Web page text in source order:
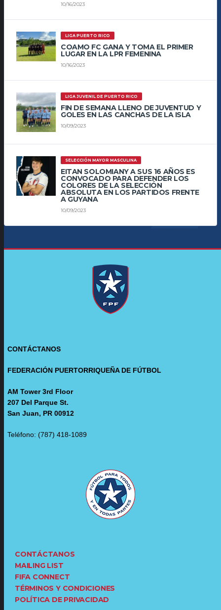
10/16/2023
LIGA PUERTO RICO
COAMO FC GANA Y TOMA EL PRIMER
LUGAR EN LA LPR FEMENINA
10/16/2023
LIGA JUVENIL DE PUERTO RICO
FIN DE SEMANA LLENO DE JUVENTUD Y
GOLES EN LAS CANCHAS DE LA ISLA
10/09/2023
SELECCIÓN MAYOR MASCULINA
EITAN SOLOMIANY A SUS 16 AÑOS ES
CONVOCADO PARA DEFENDER LOS
COLORES DE LA SELECCIÓN
ABSOLUTA EN LOS PARTIDOS FRENTE
A GUYANA
10/09/2023
CONTÁCTANOS
FEDERACIÓN PUERTORRIQUEÑA DE FÚTBOL
AM Tower 3rd Floor
207 Del Parque St.
San Juan, PR 00912
Teléfono: (787) 418-1089
CONTÁCTANOS
MAILING LIST
FIFA CONNECT
TÉRMINOS Y CONDICIONES
POLÍTICA DE PRIVACIDAD